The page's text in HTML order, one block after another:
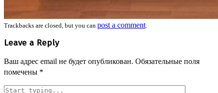
Trackbacks are closed, but you can post a comment.
Leave a Reply
Ваш адрес email не будет опубликован. Обязательные поля
помечены *